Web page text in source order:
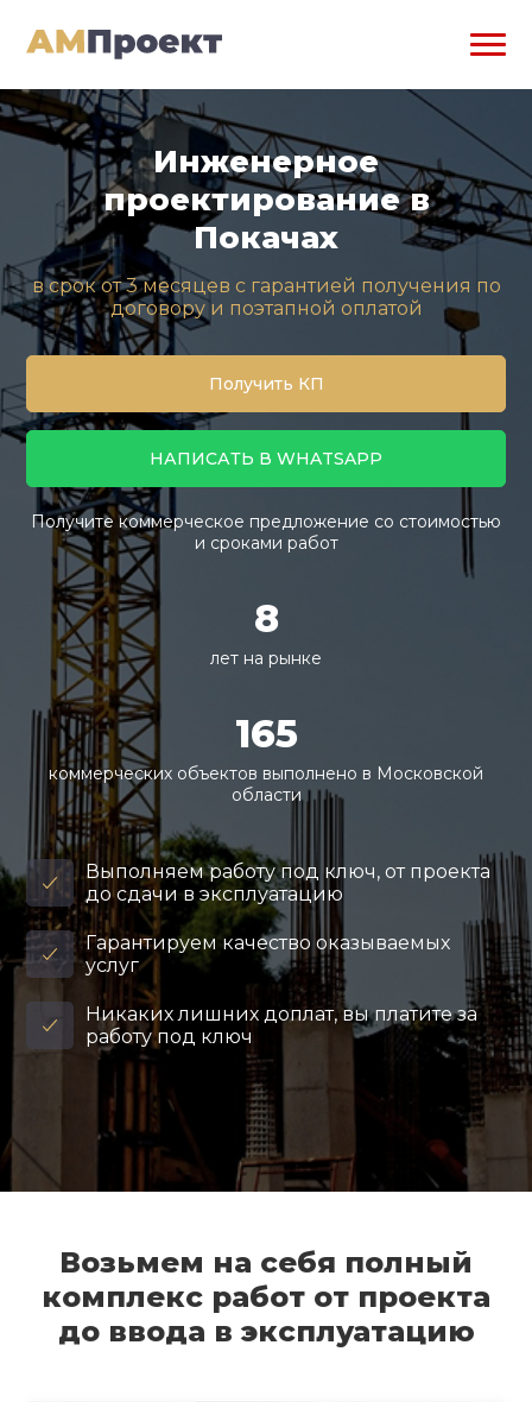
Инженерное
проектирование в
Покачах
в срок от 3 месяцев с гарантией получения по
договору и поэтапной оплатой
Получить КП
НАПИСАТЬ В WHATSAPP
Получите коммерческое предложение со стоимостью
и сроками работ
8
лет на рынке
165
коммерческих объектов выполнено в Московской
области
Выполняем работу под ключ, от проекта
до сдачи в эксплуатацию
Гарантируем качество оказываемых
услуг
Никаких лишних доплат, вы платите за
работу под ключ
Возьмем на себя полный
комплекс работ от проекта
до ввода в эксплуатацию